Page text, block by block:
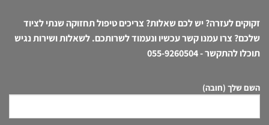
זקוקים לעזרה? יש לכם שאלות? צריכים טיפול תחזוקה שנתי לציוד
שלכם? צרו עמנו קשר עכשיו ונעמוד לשרותכם. לשאלות ושירות נגיש
תוכלו להתקשר -055-9260504
השם שלך (חובה)